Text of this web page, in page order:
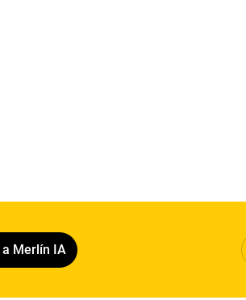
Merlín IA